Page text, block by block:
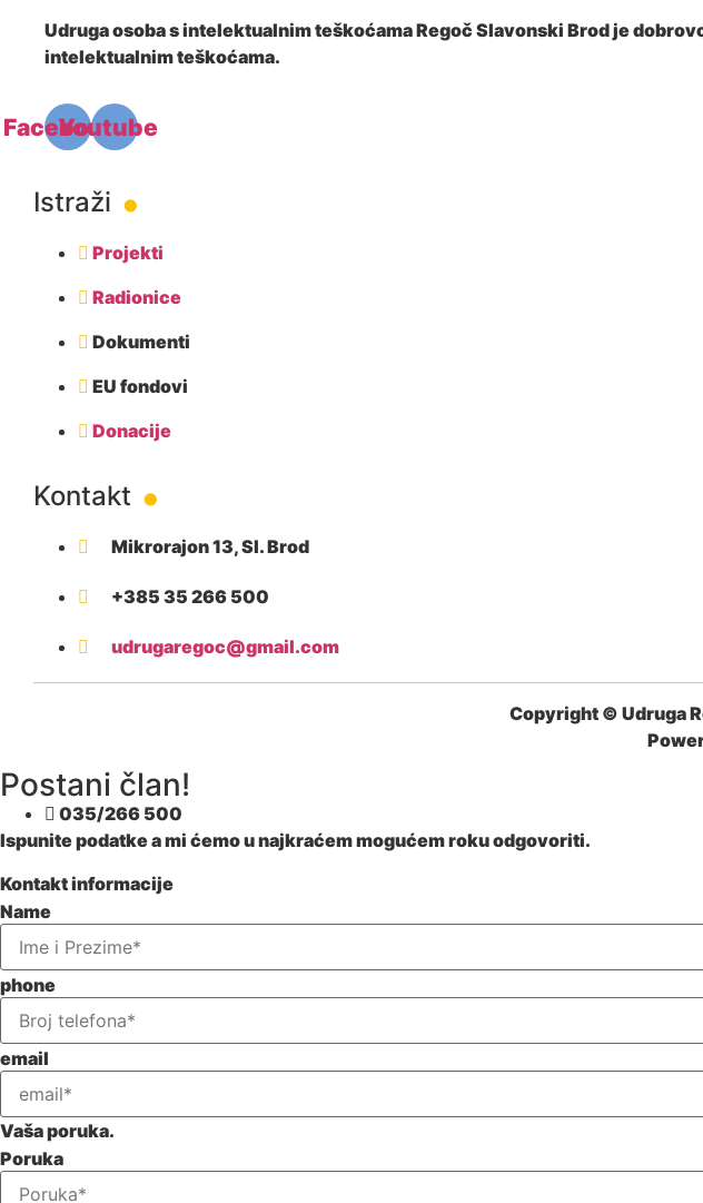
Udruga osoba s intelektualnim teškoćama Regoč Slavonski Brod je
intelektualnim teškoćama.
Facebook
Youtube
Istraži .
Projekti
Radionice
Dokumenti
EU fondovi
Donacije
Kontakt .
Mikrorajon 13, Sl. Brod
+385 35 266 500
udrugaregoc@gmail.com
Copyright © Udruga
Postani član!
035/266 500
Ispunite podatke a mi ćemo u najkraćem mogućem roku odgovoriti.
Kontakt informacije
Name
phone
email
Vaša poruka.
Poruka